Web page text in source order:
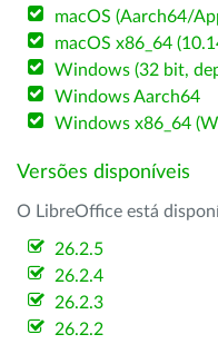
macOS (Aarch64/
macOS x86_64
Windows (32 bit,
Windows Aarch64
Windows x86_64
Versões disponíveis
O LibreOffice está
26.2.5
26.2.4
26.2.3
26.2.2